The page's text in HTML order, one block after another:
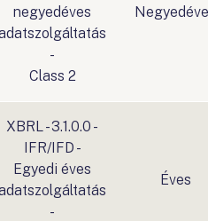
negyedéves
-
Class 2
XBRL - 3.1.0.0 -
IFR/IFD -
Egyedi éves
-
Éves